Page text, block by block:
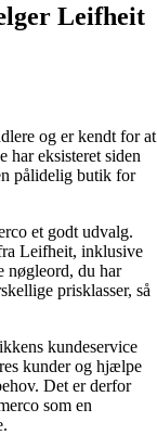
Leifheit
og er kendt for at
har eksisteret siden
pålidelig butik for
et godt udvalg.
Leifheit, inklusive
nøgleord, du har
prisklasser, så
kundeservice
kunder og hjælpe
Det er derfor
som en